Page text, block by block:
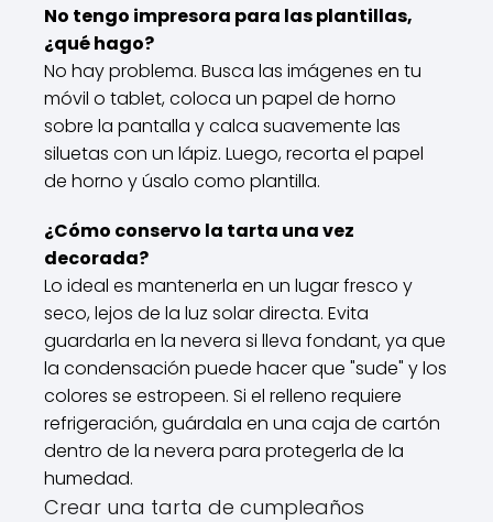
No tengo impresora para las plantillas,
¿qué hago?
No hay problema. Busca las imágenes en tu
móvil o tablet, coloca un papel de horno
sobre la pantalla y calca suavemente las
siluetas con un lápiz. Luego, recorta el papel
de horno y úsalo como plantilla.
¿Cómo conservo la tarta una vez
decorada?
Lo ideal es mantenerla en un lugar fresco y
seco, lejos de la luz solar directa. Evita
guardarla en la nevera si lleva fondant, ya que
la condensación puede hacer que "sude" y los
colores se estropeen. Si el relleno requiere
refrigeración, guárdala en una caja de cartón
dentro de la nevera para protegerla de la
humedad.
Crear una tarta de cumpleaños